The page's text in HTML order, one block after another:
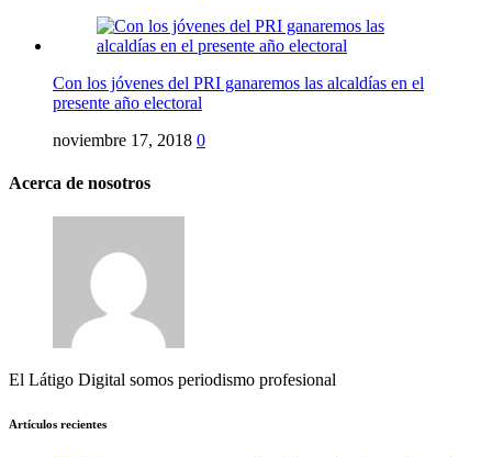
Con los jóvenes del PRI ganaremos las alcaldías en el
presente año electoral
noviembre 17, 2018 0
Acerca de nosotros
El Látigo Digital somos periodismo profesional
Artículos recientes